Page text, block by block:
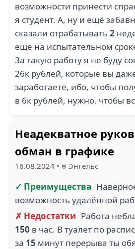
возможности принести
я студент. А, ну и ещё
сказали отрабатывать2
ещё на испытательном
За такую работу я не буду
26к рублей, которые вы
заработаете, ибо, чтобы
в 6к рублей, нужно, чтобы
Неадекватное
обман в графике
16.08.2024 • Энгельс
✓ Преимущества
возможность удалённой
✗ Недостатки Работа
150 в час. В туалет по
за 15 минут перерыва ты